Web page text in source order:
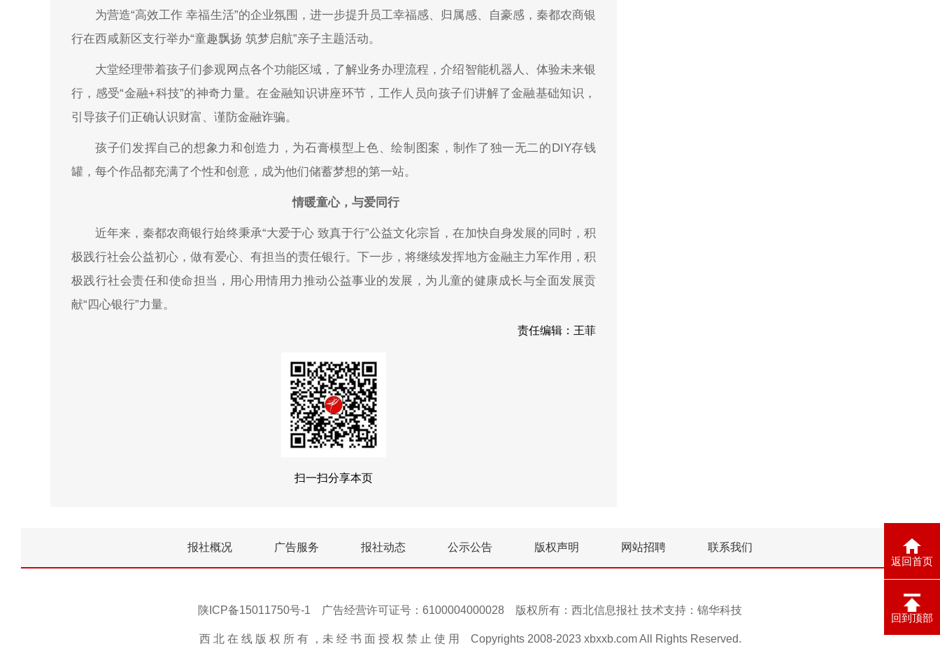
返回首页
回到顶部
为营造“高效工作 幸福生活”的企业氛围，进一步提升员工幸福感、归属感、自豪感，秦都农商银
行在西咸新区支行举办“童趣飘扬 筑梦启航”亲子主题活动。
大堂经理带着孩子们参观网点各个功能区域，了解业务办理流程，介绍智能机器人、体验未来银
行，感受“金融+科技”的神奇力量。在金融知识讲座环节，工作人员向孩子们讲解了金融基础知识，
引导孩子们正确认识财富、谨防金融诈骗。
孩子们发挥自己的想象力和创造力，为石膏模型上色、绘制图案，制作了独一无二的DIY存钱
罐，每个作品都充满了个性和创意，成为他们储蓄梦想的第一站。
情暖童心，与爱同行
近年来，秦都农商银行始终秉承“大爱于心 致真于行”公益文化宗旨，在加快自身发展的同时，积
极践行社会公益初心，做有爱心、有担当的责任银行。下一步，将继续发挥地方金融主力军作用，积
极践行社会责任和使命担当，用心用情用力推动公益事业的发展，为儿童的健康成长与全面发展贡
献“四心银行”力量。
责任编辑：王菲
扫一扫分享本页
报社概况 广告服务 报社动态 公示公告 版权声明 网站招聘 联系我们
陕ICP备15011750号-1 广告经营许可证号：6100004000028 版权所有：西北信息报社 技术支持： 锦华科技
西 北 在 线 版 权 所 有 ，未 经 书 面 授 权 禁 止 使 用 Copyrights 2008-2023 xbxxb.com All Rights Reserved.